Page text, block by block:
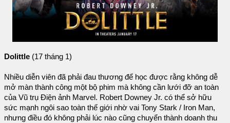
Dolittle (17 tháng 1)
Nhiều diễn viên đã phải đau thương để học được rằng không dễ
mở màn thành công một bộ phim mà không cần lưới đỡ an toàn
của Vũ trụ Điện ảnh Marvel. Robert Downey Jr. có thể sở hữu
sức mạnh ngôi sao toàn thế giới nhờ vai Tony Stark / Iron Man,
nhưng điều đó không phải lúc nào cũng chuyển thành doanh thu